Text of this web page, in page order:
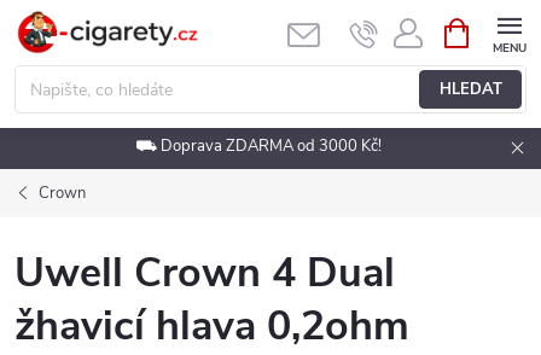
Přejít
obsah
HLEDAT
NÁKUPNÍ
KOŠÍK
⛟ Doprava ZDARMA od 3000 Kč!
Crown
Uwell Crown 4 Dual
žhavicí hlava 0,2ohm